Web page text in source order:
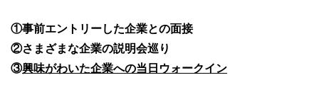
①事前エントリーした企業との面接
②さまざまな企業の説明会巡り
③興味がわいた企業への当日ウォークイン